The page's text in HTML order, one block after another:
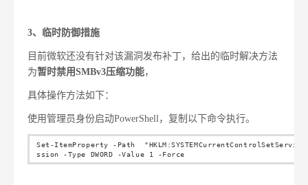
3、临时防御措施
目前微软还没有针对该漏洞发布补丁，给出的临时解决方法
为暂时禁用SMBv3压缩功能，
具体操作方法如下：
使用管理员身份启动PowerShell ，复制以下命令执行。
Set-ItemProperty -Path
ssion -Type DWORD -Value 1 -Force